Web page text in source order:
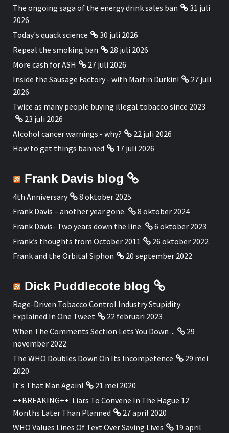
The ongoing saga of the energy drink sales ban
31 juli
2026
Today's quack science
30 juli 2026
Repeal the smoking ban
28 juli 2026
More cash for ASH
27 juli 2026
Inside the Sausage Factory - with Martin Durkin!
27 juli
2026
Twice as many people buying illegal tobacco since 2023
23 juli 2026
Alcohol cancer warnings - why?
22 juli 2026
How to get things banned
17 juli 2026
Frank Davis blog
4th Anniversary
8 oktober 2025
Frank Davis – another year gone.
8 oktober 2024
Frank Davis- Two years down the line.
6 oktober 2023
Frank’s thoughts from October 2011
26 oktober 2022
Frank and the Orbital Siphon
20 september 2022
Dick Puddlecote blog
Rage-Driven Tobacco Control Industry Stupidity
Explained In One Tweet
22 februari 2023
When The Comments Section Lets You Down ...
29
november 2022
The WHO Doubles Down On Its Incompetence
29 mei
2020
It's That Man Again!
21 mei 2020
++BREAKING++: Liars To Convene In The Hague 12
Months Later Than Planned
27 april 2020
WHO Values Lines Of Text Over Saving Lives
19 april